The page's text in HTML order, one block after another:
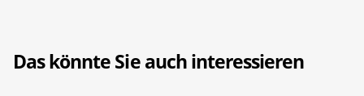
Das könnte Sie auch interessieren